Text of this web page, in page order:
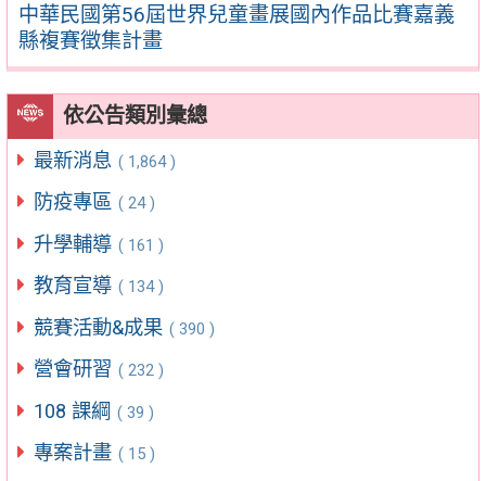
中華民國第56屆世界兒童畫展國內作品比賽嘉義
縣複賽徵集計畫
依公告類別彙總
最新消息 ( 1,864 )
防疫專區 ( 24 )
升學輔導 ( 161 )
教育宣導 ( 134 )
競賽活動&成果 ( 390 )
營會研習 ( 232 )
108 課綱 ( 39 )
專案計畫 ( 15 )